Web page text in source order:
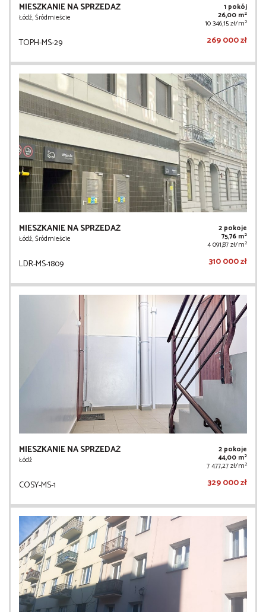
MIESZKANIE NA SPRZEDAŻ
Łódź, Śródmieście
1 pokój
26,00 m2
10 346,15 zł/m2
TOPH-MS-29 269 000 zł
MIESZKANIE NA SPRZEDAŻ
Łódź, Śródmieście
2 pokoje
75,76 m2
4 091,87 zł/m2
LDR-MS-1809 310 000 zł
MIESZKANIE NA SPRZEDAŻ
Łódź
2 pokoje
44,00 m2
7 477,27 zł/m2
COSY-MS-1 329 000 zł